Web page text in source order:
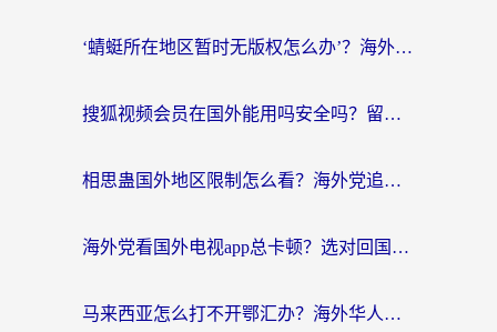
‘蜻蜓所在地区暂时无版权怎么办’？海外党看国内内容、办国内事的实用指南
搜狐视频会员在国外能用吗安全吗？留学生亲测有效的回国观影解决方案
相思蛊国外地区限制怎么看？海外党追剧听歌的终极解决方案
海外党看国外电视app总卡顿？选对回国加速器，追剧购物两不误
马来西亚怎么打不开鄂汇办？海外华人必备的回国加速指南，解决追剧、办事、阅读难题